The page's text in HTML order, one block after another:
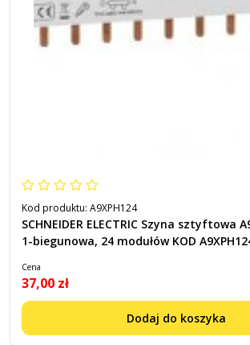
Kod produktu: A9XPH124
SCHNEIDER ELECTRIC Szyna sztyftowa
1-biegunowa, 24 modułów KOD
Cena
37,00 zł
Dodaj do koszyka